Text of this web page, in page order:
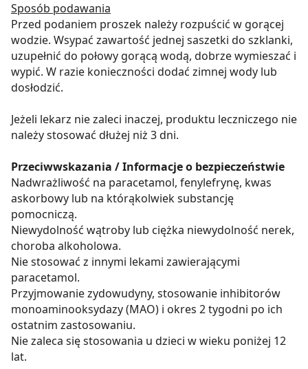
Sposób podawania
Przed podaniem proszek należy rozpuścić w gorącej
wodzie. Wsypać zawartość jednej saszetki do szklanki,
uzupełnić do połowy gorącą wodą, dobrze wymieszać i
wypić. W razie konieczności dodać zimnej wody lub
dosłodzić.
Jeżeli lekarz nie zaleci inaczej, produktu leczniczego nie
należy stosować dłużej niż 3 dni.
Przeciwwskazania / Informacje o bezpieczeństwie
Nadwrażliwość na paracetamol, fenylefrynę, kwas
askorbowy lub na którąkolwiek substancję
pomocniczą.
Niewydolność wątroby lub ciężka niewydolność nerek,
choroba alkoholowa.
Nie stosować z innymi lekami zawierającymi
paracetamol.
Przyjmowanie zydowudyny, stosowanie inhibitorów
monoaminooksydazy (MAO) i okres 2 tygodni po ich
ostatnim zastosowaniu.
Nie zaleca się stosowania u dzieci w wieku poniżej 12
lat.